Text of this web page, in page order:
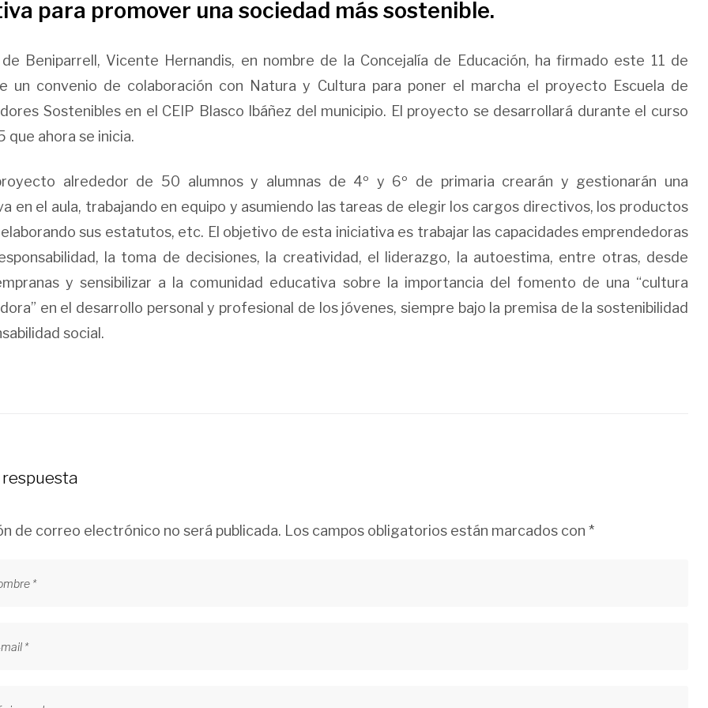
para promover una sociedad más sostenible.
Beniparrell, Vicente Hernandis, en nombre de la Concejalía de Educación, ha firmado este 11 de
un convenio de colaboración con Natura y Cultura para poner el marcha el proyecto Escuela de
Sostenibles en el CEIP Blasco Ibáñez del municipio. El proyecto se desarrollará durante el curso
que ahora se inicia.
alrededor de 50 alumnos y alumnas de 4º y 6º de primaria crearán y gestionarán una
en el aula, trabajando en equipo y asumiendo las tareas de elegir los cargos directivos, los productos
sus estatutos, etc. El objetivo de esta iniciativa es trabajar las capacidades emprendedoras
la toma de decisiones, la creatividad, el liderazgo, la autoestima, entre otras, desde
y sensibilizar a la comunidad educativa sobre la importancia del fomento de una “cultura
en el desarrollo personal y profesional de los jóvenes, siempre bajo la premisa de la sostenibilidad
social.
de correo electrónico no será publicada. Los campos obligatorios están marcados con *